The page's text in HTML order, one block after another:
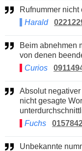
Rufnummer
Harald
Beim abnehmen meldet sich keiner. gespräch wird dann
von denen
Curios
Absolut negativer und unfreundlicher Kontakt. Legt einem
nicht gesagte
Fuchs
Unbekannte nummer aus berlin. ruft mehrfach an. habe